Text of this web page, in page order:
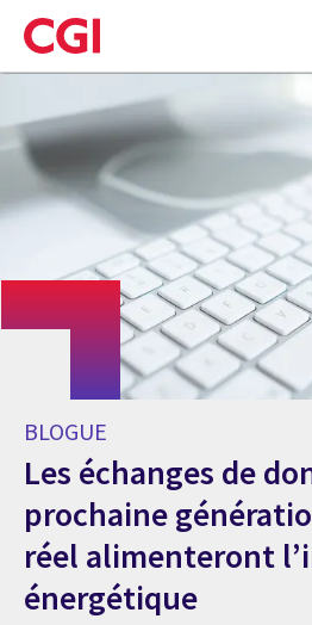
Skip
to
main
BLOGUE
Les échanges de
prochaine
réel alimenteront
énergétique